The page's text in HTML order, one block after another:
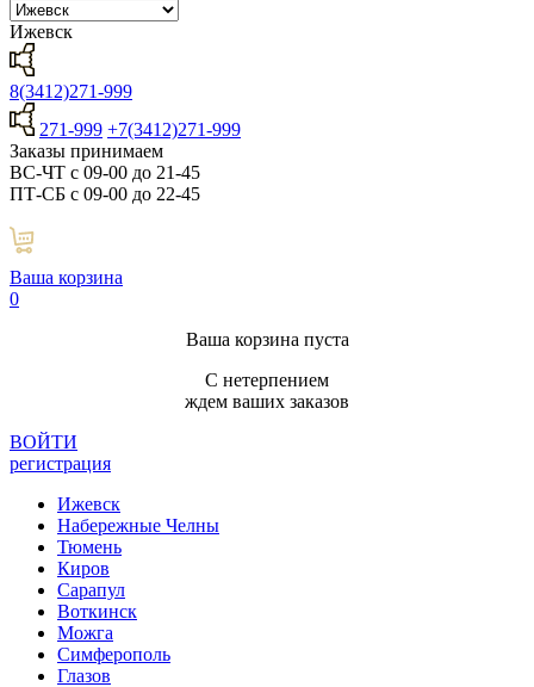
Ижевск
8(3412)271-999
271-999 +7(3412)271-999
Заказы принимаем
ВС-ЧТ с 09-00 до 21-45
ПТ-СБ с 09-00 до 22-45
Ваша корзина
0
Ваша корзина пуста
С нетерпением
ждем ваших заказов
ВОЙТИ
регистрация
Ижевск
Набережные Челны
Тюмень
Киров
Сарапул
Воткинск
Можга
Симферополь
Глазов